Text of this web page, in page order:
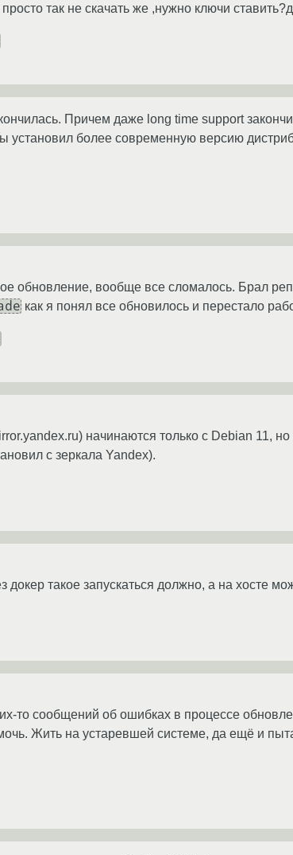
так не скачать же ,нужно ключи
Причем даже long time support
установил более современную версию
обновление, вообще все сломалось. Брал
как я понял все обновилось и перестало
начинаются только с Debian 11,
с зеркала Yandex).
докер такое запускаться должно, а на хосте
то сообщений об ошибках в процессе
Жить на устаревшей системе, да ещё и